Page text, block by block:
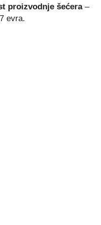
proizvodnje šećera–
evra.